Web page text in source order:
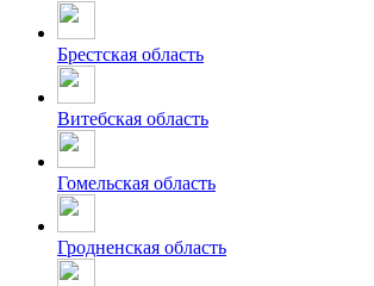
Брестская область
Витебская область
Гомельская область
Гродненская область